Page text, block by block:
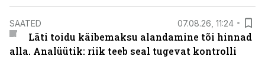
SAATED 07.08.26, 11:24
Läti toidu käibemaksu alandamine tõi hinnad
alla. Analüütik: riik teeb seal tugevat kontrolli